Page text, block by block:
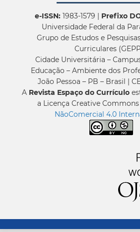
e-ISSN:1983-1579 | Prefixo
Universidade Federal da
Grupo de Estudos e
Curriculares
Cidade Universitária –
Educação – Ambiente dos
João Pessoa – PB – Brasil |
A Revista Espaço do Currículo
a Licença Creative Commons
NãoComercial 4.0